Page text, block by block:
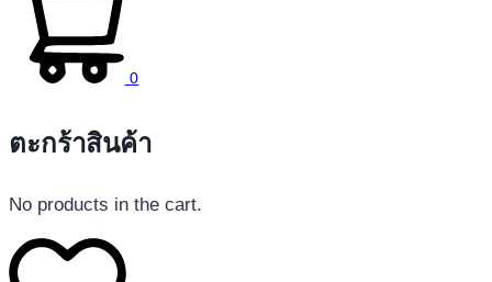
0
ตะกร้าสินค้า
No products in the cart.